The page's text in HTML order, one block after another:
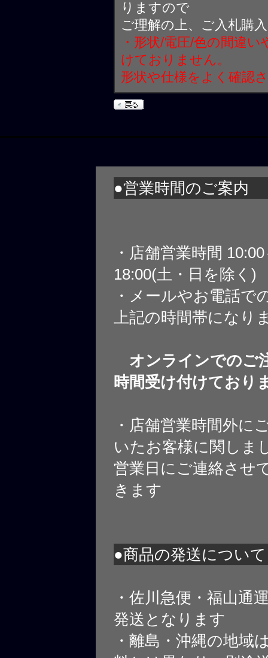
りますので
ご理解の上、ご入札購
・形状/電圧/色の間違
けておりません。
形状や仕様をよく確認
●営業時間のご案内
・店舗営業時間
18:00(土・日を除く)
・メールやお電話で
上記の時間帯になり
オンラインでのご
時間受け付けており
・店舗営業時間外に
いたお客様に関しま
営業日にご連絡させ
きます
●商品の発送について
・佐川急便・福山通
発送となります
・離島・沖縄の地域